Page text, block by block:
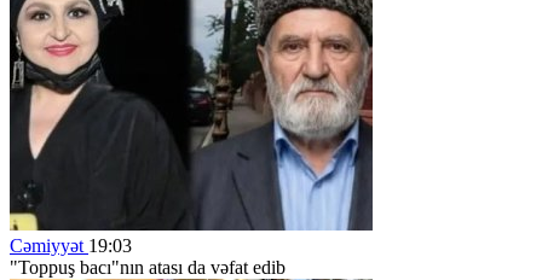
Cəmiyyət 19:03
"Toppuş bacı"nın atası da vəfat edib